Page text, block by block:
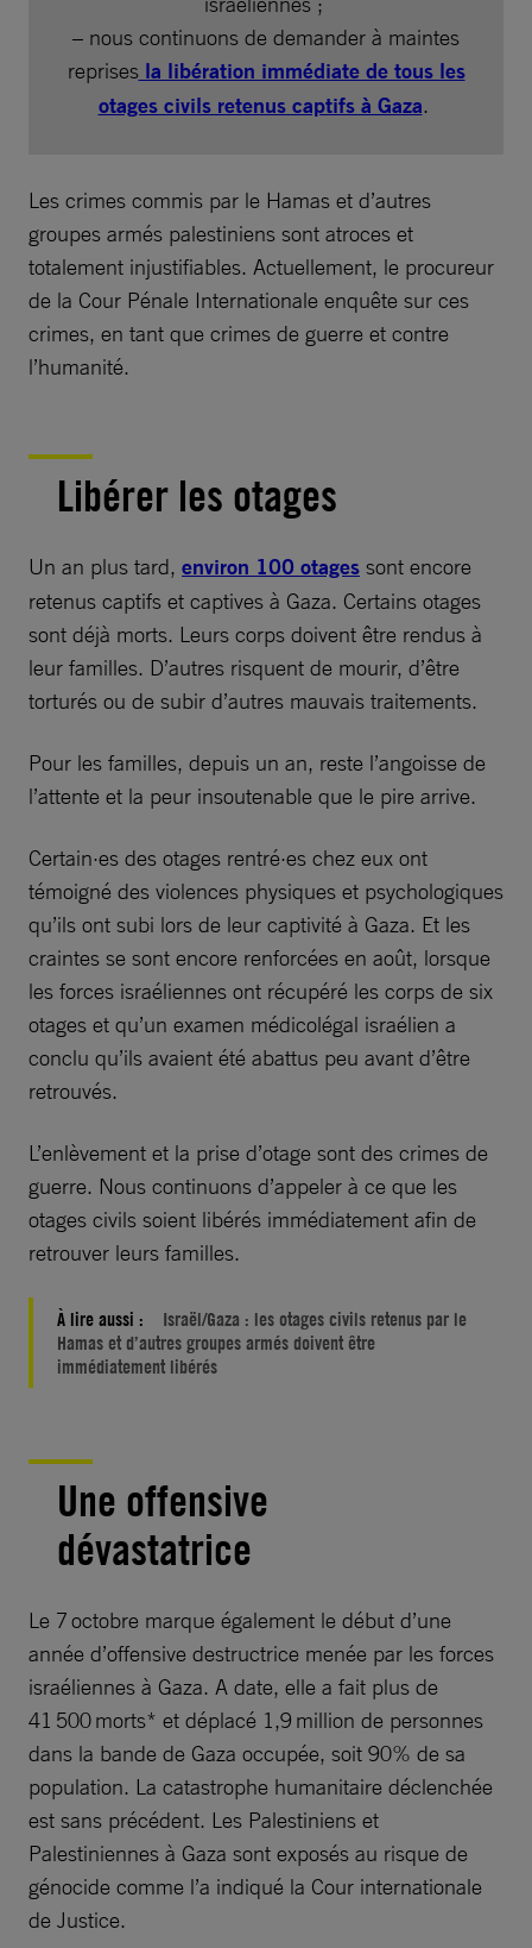
– nous continuons de demander à maintes
reprisesla libération immédiate de tous les
otages civils retenus captifs à Gaza.
Les crimes commis par le Hamas et d’autres
groupes armés palestiniens sont atroces et
totalement injustifiables. Actuellement, le procureur
de la Cour Pénale Internationale enquête sur ces
crimes, en tant que crimes de guerre et contre
l’humanité.
Libérer les otages
Un an plus tard, environ 100 otages sont encore
retenus captifs et captives à Gaza. Certains otages
sont déjà morts. Leurs corps doivent être rendus à
leur familles. D’autres risquent de mourir, d’être
torturés ou de subir d’autres mauvais traitements.
Pour les familles, depuis un an, reste l’angoisse de
l’attente et la peur insoutenable que le pire arrive.
Certain·es des otages rentré·es chez eux ont
témoigné des violences physiques et psychologiques
qu’ils ont subi lors de leur captivité à Gaza. Et les
craintes se sont encore renforcées en août, lorsque
les forces israéliennes ont récupéré les corps de six
otages et qu’un examen médicolégal israélien a
conclu qu’ils avaient été abattus peu avant d’être
retrouvés.
L’enlèvement et la prise d’otage sont des crimes de
guerre. Nous continuons d’appeler à ce que les
otages civils soient libérés immédiatement afin de
retrouver leurs familles.
À lire aussi :
Israël/Gaza : les otages civils retenus par le
Hamas et d’autres groupes armés doivent être
immédiatement libérés
Une offensive
dévastatrice
Le 7 octobre marque également le début d’une
année d’offensive destructrice menée par les forces
israéliennes à Gaza. A date, elle a fait plus de
41 500 morts* et déplacé 1,9 million de personnes
dans la bande de Gaza occupée, soit 90% de sa
population. La catastrophe humanitaire déclenchée
est sans précédent. Les Palestiniens et
Palestiniennes à Gaza sont exposés au risque de
génocide comme l’a indiqué la Cour internationale
de Justice.